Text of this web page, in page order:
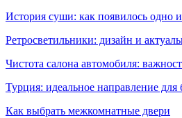
История суши: как появилось одно
Ретросветильники: дизайн и
Чистота салона автомобиля:
Турция: идеальное направление для
Как выбрать межкомнатные двери